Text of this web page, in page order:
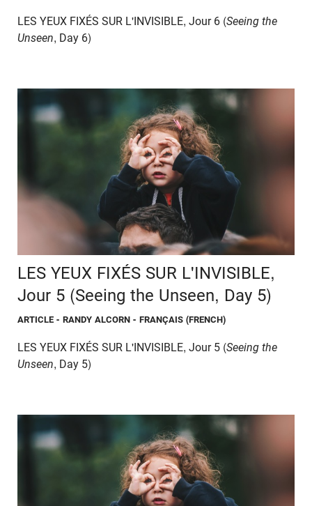
LES YEUX FIXÉS SUR L'INVISIBLE, Jour 6 (Seeing the
Unseen, Day 6)
LES YEUX FIXÉS SUR L'INVISIBLE,
Jour 5 (Seeing the Unseen, Day 5)
ARTICLE - RANDY ALCORN - FRANÇAIS (FRENCH)
LES YEUX FIXÉS SUR L'INVISIBLE, Jour 5 (Seeing the
Unseen, Day 5)